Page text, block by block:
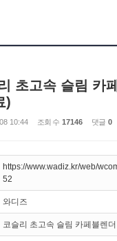
초고속 슬림 카
)
10:44 조회 수 17146 댓글 0
https://www.wadiz.kr/web/
52
와디즈
코슬리 초고속 슬림 카페블렌더